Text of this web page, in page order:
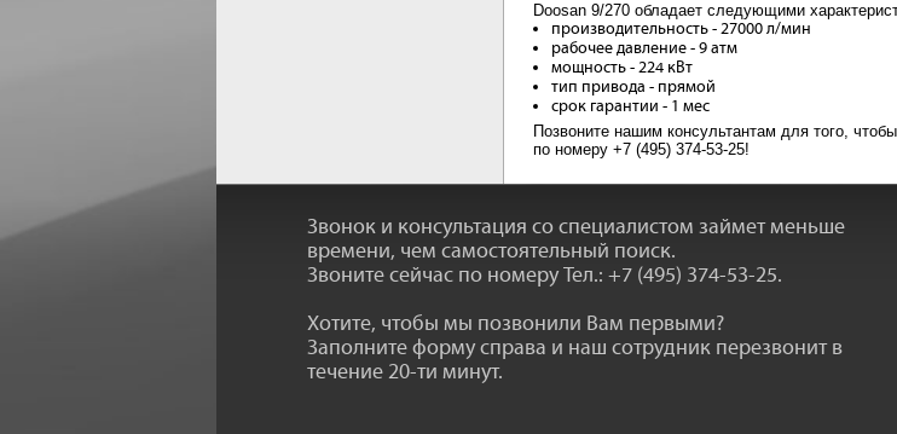
Doosan 9/270 обладает следующими
производительность - 27000 л/мин
рабочее давление - 9 атм
мощность - 224 кВт
тип привода - прямой
срок гарантии - 1 мес
Позвоните нашим консультантам для того,
по номеру +7 (495) 374-53-25!
Звонок и консультация со специалистом займет меньше
времени, чем самостоятельный поиск.
Звоните сейчас по номеру Тел.: +7 (495) 374-53-25.
Хотите, чтобы мы позвонили Вам первыми?
Заполните форму справа и наш сотрудник перезвонит в
течение 20-ти минут.